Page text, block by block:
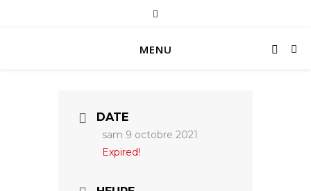
MENU
DATE
sam 9 octobre 2021
Expired!